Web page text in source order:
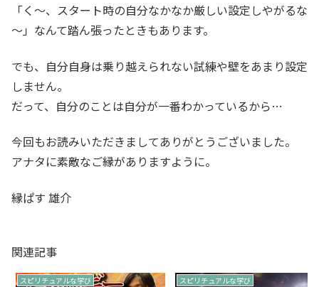
「く～、スタート時の自分なかなか厳しい設定しやがるな
～」なんて踏ん張ったときもあります。
でも、自分自身は乗り越えられない試練や壁をあまり設定
しません。
だって、自分のことは自分が一番わかっているから…
今回もお読みいただきましてありがとうございました。
アナタに素敵なご縁がありますように。
縁ぱす 雄介
関連記事
スピリチュアルな学び スピリチュアルな学び